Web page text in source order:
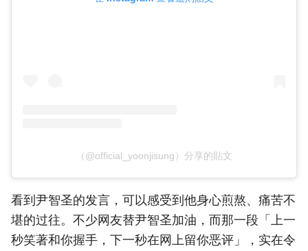
（@official_yoonjisung）分享的貼文
看到尹智圣的发言，可以感受到他身心煎熬、痛苦不
堪的过往。不少网友替尹智圣加油，而那一段「上一
秒笑著和你握手，下一秒在网上留你恶评」，实在令